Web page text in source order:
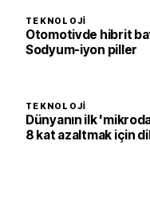
TEKNOLOJI
Otomotivde hibrit
Sodyum-iyon piller
TEKNOLOJI
Dünyanın ilk
8 kat azaltmak için